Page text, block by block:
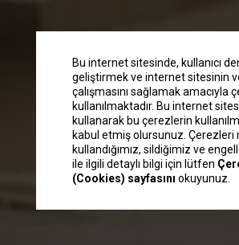
Bu internet sitesinde, kullanıcı
geliştirmek ve internet sitesinin
çalışmasını sağlamak amacıyla
kullanılmaktadır. Bu internet
kullanarak bu çerezlerin
kabul etmiş olursunuz. Çerezleri
kullandığımız, sildiğimiz ve
ile ilgili detaylı bilgi için lütfen
(Cookies) sayfasını okuyunuz.